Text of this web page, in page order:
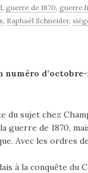
, guerre de 1870, guerre
, Raphaël Schneider,
numéro
sujet chez
guerre de 1870,
Avec les ordres
à la conquête du